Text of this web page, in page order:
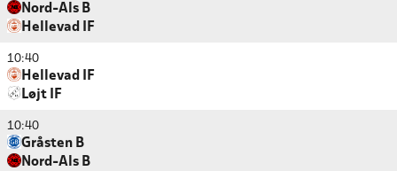
Nord-Als B
Hellevad IF
10:40
Hellevad IF
Løjt IF
10:40
Gråsten B
Nord-Als B